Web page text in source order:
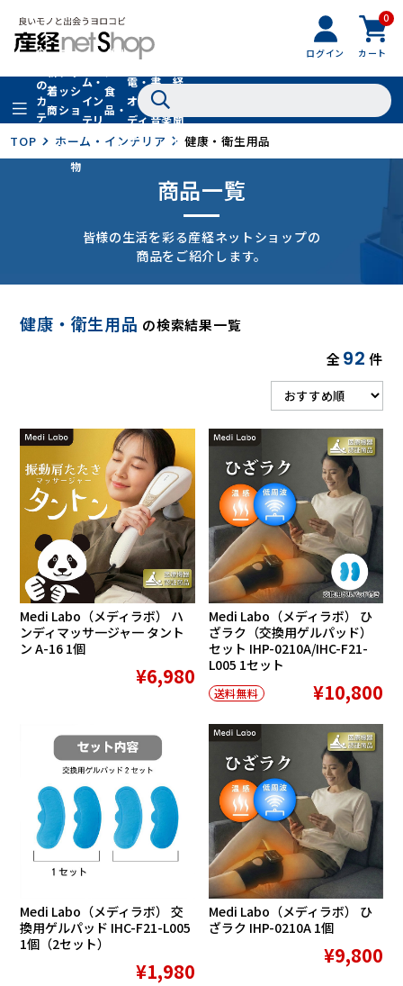
ログイン
0
カート
全
の
カ
テ
リ
着
商
品
フ
ッ
シ
ョ
ン
フ
ァ
シ
ョ
ン
小
物
ム・
イン
テリ
ア
グル
食
品・
ドリ
ンク
家
電・
オー
ディ
オ
書
籍・
音楽
経
聞
社
TOP ホーム・インテリア 健康・衛生用品
商品一覧
皆様の生活を彩る産経ネットショップの
商品をご紹介します。
健康・衛生用品 の検索結果一覧
全92 件
Medi Labo（メディラボ） ハ
ンディマッサ一ジャ一 タント
ン A-16 1個
¥6,980
Medi Labo（メディラボ） ひ
ざラク（交換用ゲルパッド）
セット IHP-0210A/IHC-F21-
L005 1セット
送料無料 ¥10,800
Medi Labo（メディラボ） 交
換用ゲルパッド IHC-F21-L005
1個（2セット）
¥1,980
Medi Labo（メディラボ） ひ
ざラク IHP-0210A 1個
¥9,800